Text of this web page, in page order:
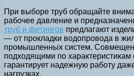
При выборе труб обращайте
рабочее давление и
труб и фитингов предлагают
— от прокладки водопровода в
промышленных систем.
подходящими по характеристикам
гарантирует надежную работу
нагрузках.